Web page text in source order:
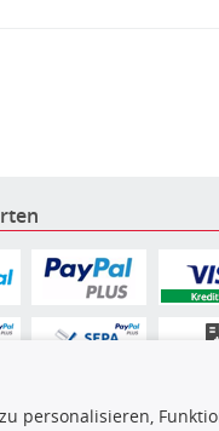
personalisieren,